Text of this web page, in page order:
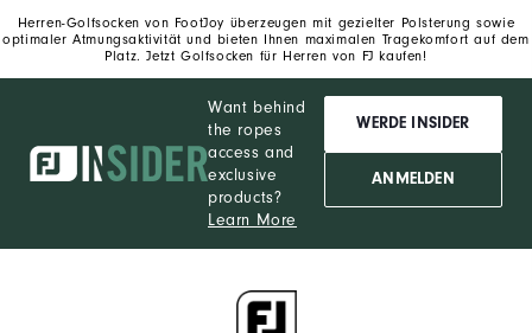
Herren-Golfsocken von FootJoy überzeugen mit gezielter Polsterung sowie
optimaler Atmungsaktivität und bieten Ihnen maximalen Tragekomfort auf dem
Platz. Jetzt Golfsocken für Herren von FJ kaufen!
Want behind
the ropes
access and
exclusive
products?
Learn More
WERDE INSIDER
ANMELDEN